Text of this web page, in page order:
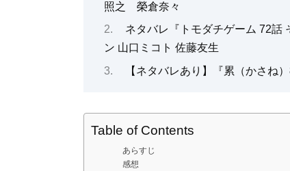
照之 榮倉奈々
ネタバレ『トモダチゲーム 72話
ン 山口ミコト 佐藤友生
【ネタバレあり】『累（かさ
Table of Contents
あらすじ
感想